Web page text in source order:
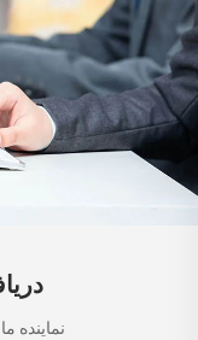
نماینده